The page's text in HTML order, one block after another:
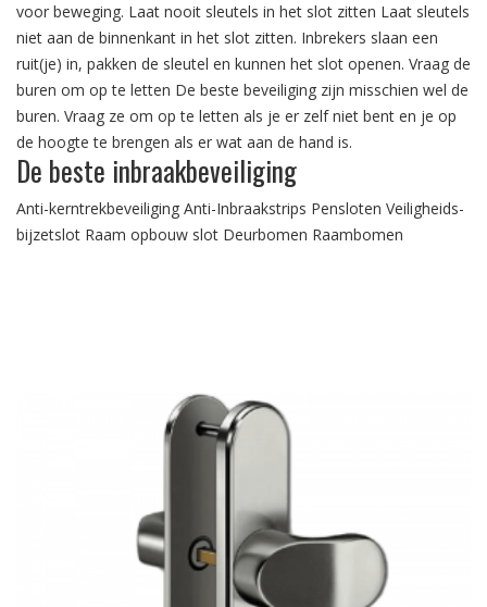
voor beweging. Laat nooit sleutels in het slot zitten Laat sleutels
niet aan de binnenkant in het slot zitten. Inbrekers slaan een
ruit(je) in, pakken de sleutel en kunnen het slot openen. Vraag de
buren om op te letten De beste beveiliging zijn misschien wel de
buren. Vraag ze om op te letten als je er zelf niet bent en je op
de hoogte te brengen als er wat aan de hand is.
De beste inbraakbeveiliging
Anti-kerntrekbeveiliging Anti-Inbraakstrips Pensloten Veiligheids-
bijzetslot Raam opbouw slot Deurbomen Raambomen